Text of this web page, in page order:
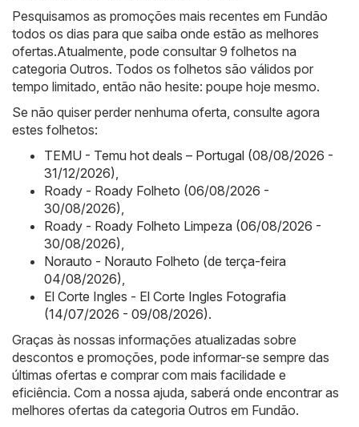
Pesquisamos as promoções mais recentes em Fundão
todos os dias para que saiba onde estão as melhores
ofertas.Atualmente, pode consultar 9 folhetos na
categoria Outros. Todos os folhetos são válidos por
tempo limitado, então não hesite: poupe hoje mesmo.
Se não quiser perder nenhuma oferta, consulte agora
estes folhetos:
TEMU - Temu hot deals – Portugal (08/08/2026 -
31/12/2026),
Roady - Roady Folheto (06/08/2026 -
30/08/2026),
Roady - Roady Folheto Limpeza (06/08/2026 -
30/08/2026),
Norauto - Norauto Folheto (de terça-feira
04/08/2026),
El Corte Ingles - El Corte Ingles Fotografia
(14/07/2026 - 09/08/2026).
Graças às nossas informações atualizadas sobre
descontos e promoções, pode informar-se sempre das
últimas ofertas e comprar com mais facilidade e
eficiência. Com a nossa ajuda, saberá onde encontrar as
melhores ofertas da categoria Outros em Fundão.